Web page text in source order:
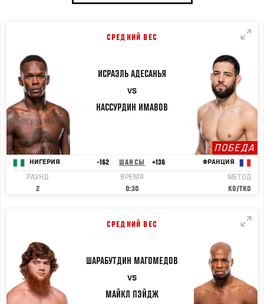
СРЕДНИЙ ВЕС
ИСРАЭЛЬ АДЕСАНЬЯ
VS
НАССУРДИН ИМАВОВ
ПОБЕДА
НИГЕРИЯ -162 ШАНСЫ +136 ФРАНЦИЯ
РАУНД
2
ВРЕМЯ
0:30
МЕТОД
KO/TKO
СРЕДНИЙ ВЕС
ШАРАБУТДИН МАГОМЕДОВ
VS
МАЙКЛ ПЭЙДЖ